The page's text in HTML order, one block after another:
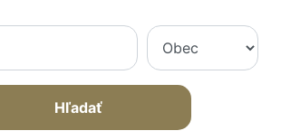
Hľadať